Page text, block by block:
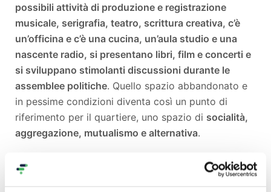
possibili attività di produzione e registrazione
musicale, serigrafia, teatro, scrittura creativa, c’è
un’officina e c’è una cucina, un’aula studio e una
nascente radio, si presentano libri, film e concerti e
si sviluppano stimolanti discussioni durante le
assemblee politiche. Quello spazio abbandonato e
in pessime condizioni diventa così un punto di
riferimento per il quartiere, uno spazio di socialità,
aggregazione, mutualismo e alternativa.
PERCHÉ QUESTO PROGETTO